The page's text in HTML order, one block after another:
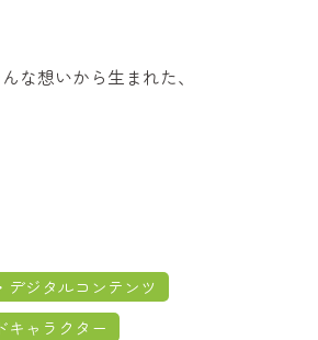
な想いから生まれた、
デジタルコンテンツ
キャラクター